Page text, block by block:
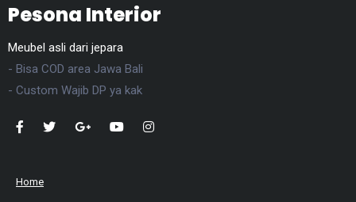
Pesona Interior
Meubel asli dari jepara
- Bisa COD area Jawa Bali
- Custom Wajib DP ya kak
Home